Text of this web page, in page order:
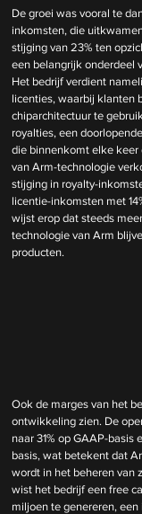
De groei was vooral te
inkomsten, die
stijging van 23% ten
een belangrijk onderdeel
Het bedrijf verdient
licenties, waarbij klanten
chiparchitectuur te
royalties, een
die binnenkomt elke keer
van Arm-technologie
stijging in royalty-
licentie-inkomsten met
wijst erop dat steeds
technologie van Arm
producten.
Ook de marges van het
ontwikkeling zien. De
naar 31% op GAAP-basis
basis, wat betekent dat
wordt in het beheren van
wist het bedrijf een free
miljoen te genereren,